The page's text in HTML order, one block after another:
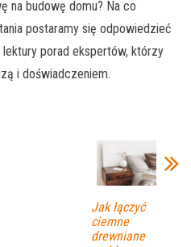
na budowę domu? Na co
postaramy się odpowiedzieć
porad ekspertów, którzy
i doświadczeniem.
Jak łączyć
ciemne
drewniane